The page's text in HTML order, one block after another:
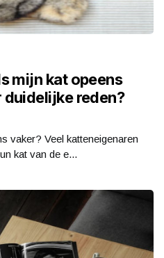
mijn kat opeens
reden?
vaker? Veel katteneigenaren
kat van de e...